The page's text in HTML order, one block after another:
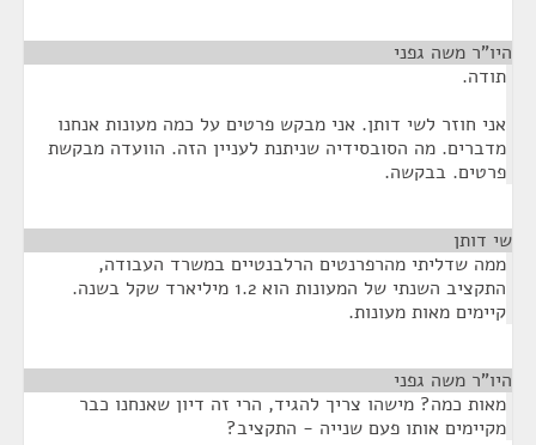
היו"ר משה גפני
תודה.
אני חוזר לשי דותן. אני מבקש פרטים על כמה מעונות אנחנו
מדברים. מה הסובסידיה שניתנת לעניין הזה. הוועדה מבקשת
פרטים. בבקשה.
שי דותן
ממה שדליתי מהרפרנטים הרלבנטיים במשרד העבודה,
התקציב השנתי של המעונות הוא 1.2 מיליארד שקל בשנה.
קיימים מאות מעונות.
היו"ר משה גפני
מאות כמה? מישהו צריך להגיד, הרי זה דיון שאנחנו כבר
מקיימים אותו פעם שנייה - התקציב?